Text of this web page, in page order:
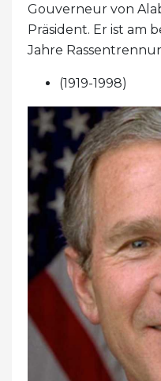
Gouverneur von
Präsident. Er ist am
Jahre
(1919-1998)